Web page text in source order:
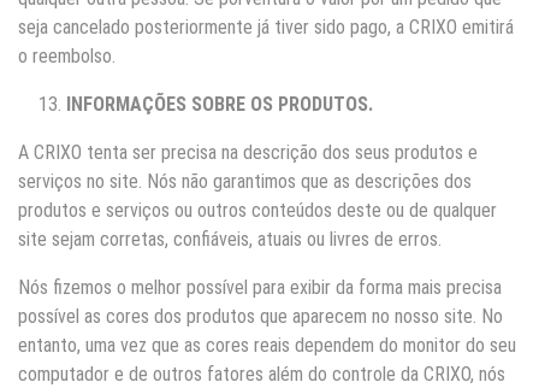
seja cancelado posteriormente já tiver sido pago, a CRIXO emitirá
o reembolso.
INFORMAÇÕES SOBRE OS PRODUTOS.
A CRIXO tenta ser precisa na descrição dos seus produtos e
serviços no site. Nós não garantimos que as descrições dos
produtos e serviços ou outros conteúdos deste ou de qualquer
site sejam corretas, confiáveis, atuais ou livres de erros.
Nós fizemos o melhor possível para exibir da forma mais precisa
possível as cores dos produtos que aparecem no nosso site. No
entanto, uma vez que as cores reais dependem do monitor do seu
computador e de outros fatores além do controle da CRIXO, nós